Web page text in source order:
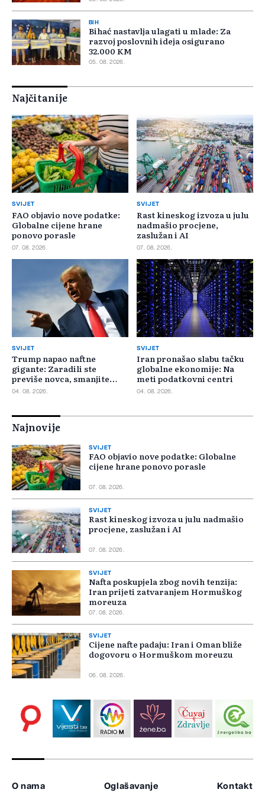
BIH
Bihać nastavlja ulagati u mlade: Za
razvoj poslovnih ideja osigurano
32.000 KM
05. 08. 2026.
Najčitanije
SVIJET
FAO objavio nove podatke:
Globalne cijene hrane
ponovo porasle
07. 08. 2026.
SVIJET
Rast kineskog izvoza u julu
nadmašio procjene,
zaslužan i AI
07. 08. 2026.
SVIJET
Trump napao naftne
gigante: Zaradili ste
previše novca, smanjite
cijene
04. 08. 2026.
SVIJET
Iran pronašao slabu tačku
globalne ekonomije: Na
meti podatkovni centri
04. 08. 2026.
Najnovije
SVIJET
FAO objavio nove podatke: Globalne
cijene hrane ponovo porasle
07. 08. 2026.
SVIJET
Rast kineskog izvoza u julu nadmašio
procjene, zaslužan i AI
07. 08. 2026.
SVIJET
Nafta poskupjela zbog novih tenzija:
Iran prijeti zatvaranjem Hormuškog
moreuza
07. 08. 2026.
SVIJET
Cijene nafte padaju: Iran i Oman bliže
dogovoru o Hormuškom moreuzu
06. 08. 2026.
O nama Oglašavanje Kontakt